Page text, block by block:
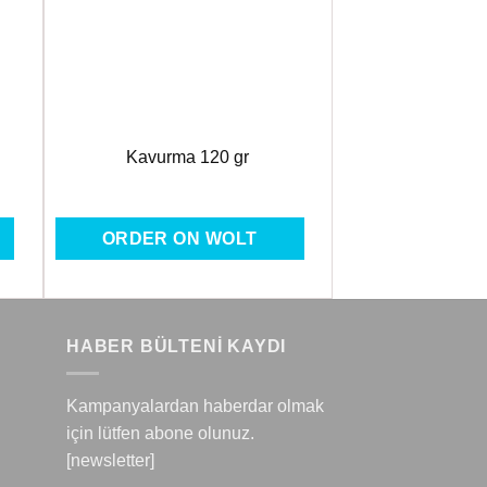
Kavurma 120 gr
ORDER ON WOLT
HABER BÜLTENİ KAYDI
Kampanyalardan haberdar olmak
için lütfen abone olunuz.
[newsletter]